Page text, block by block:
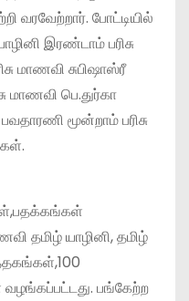
வரவேற்றார். போட்டியில்
இரண்டாம் பரிசு
மாணவி சுபிஷாஸ்ரீ
மாணவி பெ.துர்கா
மூன்றாம் பரிசு
தமிழ் யாழினி, தமிழ்
பங்கேற்ற